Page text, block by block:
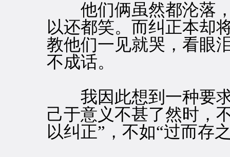
他们俩虽然都沦落，
以还都笑。而纠正本却
教他们一见就哭，看眼
不成话。
我因此想到一种要求
己于意义不甚了然时，
以纠正”，不如“过而存